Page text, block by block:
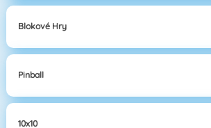
Blokové Hry
Pinball
10x10